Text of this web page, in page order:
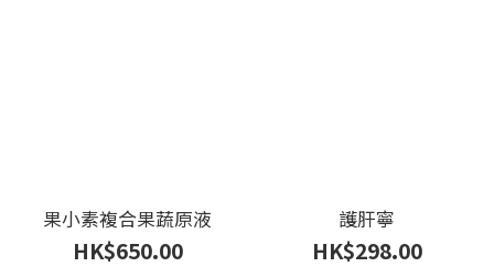
果小素複合果蔬原液
HK$650.00
護肝寧
HK$298.00